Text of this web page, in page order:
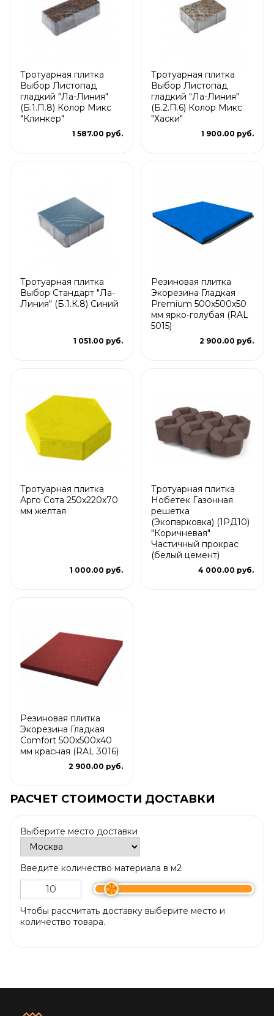
Тротуарная плитка
Выбор Листопад
гладкий "Ла-Линия"
(Б.1.П.8) Колор Микс
"Клинкер"
1 587.00 руб.
Тротуарная плитка
Выбор Листопад
гладкий "Ла-Линия"
(Б.2.П.6) Колор Микс
"Хаски"
1 900.00 руб.
Тротуарная плитка
Выбор Стандарт "Ла-
Линия" (Б.1.К.8) Синий
1 051.00 руб.
Резиновая плитка
Экорезина Гладкая
Premium 500x500x50
мм ярко-голубая (RAL
5015)
2 900.00 руб.
Тротуарная плитка
Арго Сота 250x220x70
мм желтая
1 000.00 руб.
Тротуарная плитка
Нобетек Газонная
решетка
(Экопарковка) (1РД10)
"Коричневая"
Частичный прокрас
(белый цемент)
4 000.00 руб.
Резиновая плитка
Экорезина Гладкая
Comfort 500x500x40
мм красная (RAL 3016)
2 900.00 руб.
РАСЧЕТ СТОИМОСТИ ДОСТАВКИ
Выберите место доставки
Введите количество материала в м2
Чтобы рассчитать доставку выберите место и
количество товара.